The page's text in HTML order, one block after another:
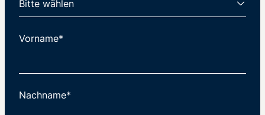
Vorname*
Nachname*